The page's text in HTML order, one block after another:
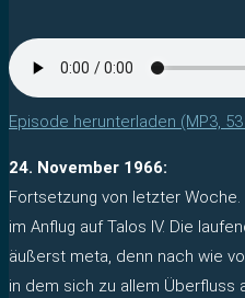
Episode herunterladen (MP3, 53
24. November 1966:
Fortsetzung von letzter
im Anflug auf Talos IV. Die
äußerst meta, denn nach wie
in dem sich zu allem Überfluss